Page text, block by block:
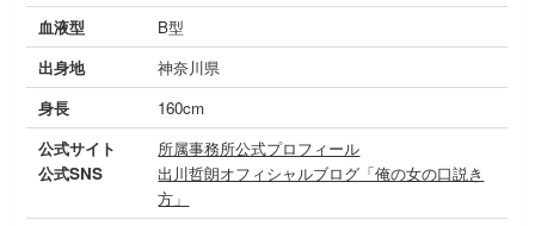
血液型
B型
出身地
神奈川県
身長
160cm
公式サイト
公式SNS
所属事務所公式プロフィール
出川哲朗オフィシャルブログ「俺の女の口説き
方」